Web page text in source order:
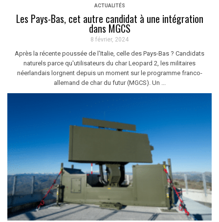
ACTUALITÉS
Les Pays-Bas, cet autre candidat à une intégration
dans MGCS
8 février, 2024
Après la récente poussée de l'Italie, celle des Pays-Bas ? Candidats
naturels parce qu'utilisateurs du char Leopard 2, les militaires
néerlandais lorgnent depuis un moment sur le programme franco-
allemand de char du futur (MGCS). Un ...